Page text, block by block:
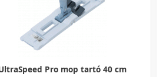
Pro mop tartó 40 cm